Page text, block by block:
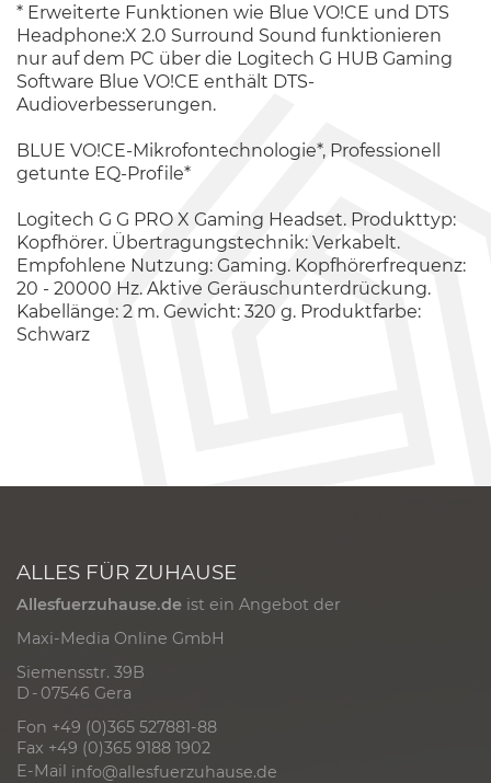
* Erweiterte Funktionen wie Blue VO!CE und DTS
Headphone:X 2.0 Surround Sound funktionieren
nur auf dem PC über die Logitech G HUB Gaming
Software Blue VO!CE enthält DTS-
Audioverbesserungen.
BLUE VO!CE-Mikrofontechnologie*, Professionell
getunte EQ-Profile*
Logitech G G PRO X Gaming Headset. Produkttyp:
Kopfhörer. Übertragungstechnik: Verkabelt.
Empfohlene Nutzung: Gaming. Kopfhörerfrequenz:
20 - 20000 Hz. Aktive Geräuschunterdrückung.
Kabellänge: 2 m. Gewicht: 320 g. Produktfarbe:
Schwarz
ALLES FÜR ZUHAUSE
Allesfuerzuhause.de ist ein Angebot der
Maxi-Media Online GmbH
Siemensstr. 39B
D - 07546 Gera
Fon +49 (0)365 527881-88
Fax +49 (0)365 9188 1902
E-Mail info@allesfuerzuhause.de